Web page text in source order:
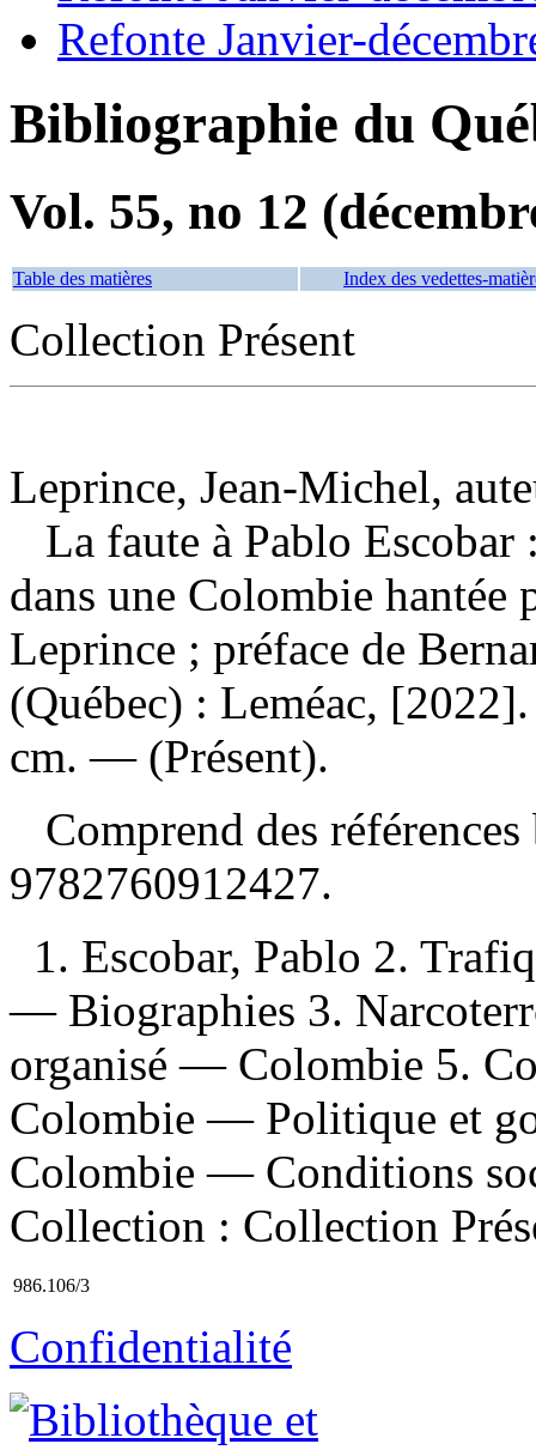
Refonte Janvier-
Bibliographie du
Vol. 55, no 12
Table des matières Index des vedettes-
Collection Présent
Leprince, Jean-Michel,
La faute à Pablo Escobar
dans une Colombie
Leprince ; préface de
(Québec) : Leméac,
cm. — (Présent).
Comprend des
9782760912427.
1. Escobar, Pablo 2.
— Biographies 3.
organisé — Colombie 5.
Colombie — Politique et
Colombie — Conditions
Collection : Collection
986.106/3
Confidentialité